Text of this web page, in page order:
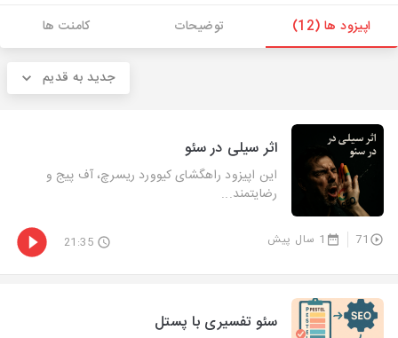
اپیزود ها (12)
توضیحات کامنت ها
جدید به قدیم
اثر سیلی در سئو
این اپیزود راهگشای کیوورد ریسرچ، آف پیج و
رضایتمند...
71 1 سال پیش 21:35
سئو تفسیری با پستل